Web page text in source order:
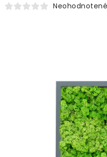
NA OBJEDNÁVKU
Neohodnotené